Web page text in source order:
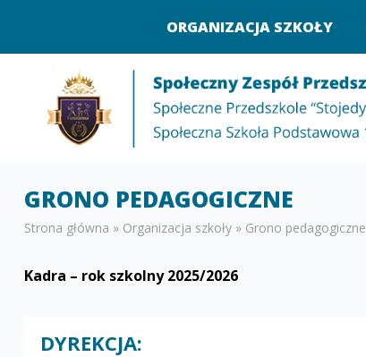
ORGANIZACJA SZKOŁY
GRONO PEDAGOGICZNE
Strona główna » Organizacja szkoły» Grono pedagogiczne
Kadra – rok szkolny 2025/2026
DYREKCJA: